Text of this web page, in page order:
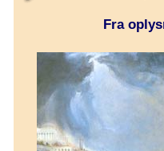
Fra